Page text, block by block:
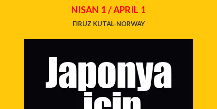
NISAN 1 / APRIL 1
FIRUZ KUTAL-NORWAY